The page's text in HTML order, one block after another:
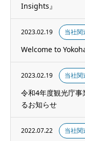
Insights』
2023.02.19 当社関
Welcome to
2023.02.19 当社関
令和4年度観光庁
るお知らせ
2022.07.22 当社関